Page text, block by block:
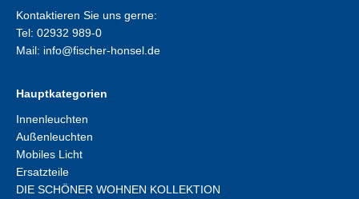
Kontaktieren Sie uns gerne:
Tel: 02932 989-0
Mail: info@fischer-honsel.de
Hauptkategorien
Innenleuchten
Außenleuchten
Mobiles Licht
Ersatzteile
DIE SCHÖNER WOHNEN KOLLEKTION